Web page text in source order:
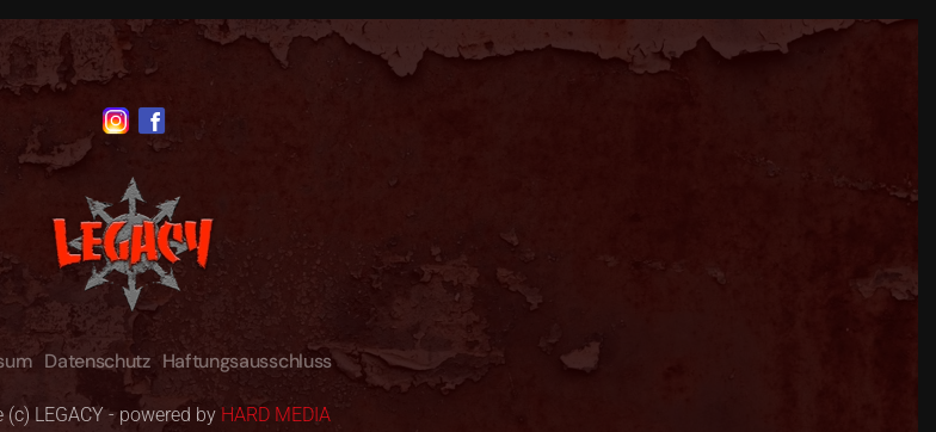
Datenschutz Haftungsausschluss
(c) LEGACY - powered by HARD MEDIA